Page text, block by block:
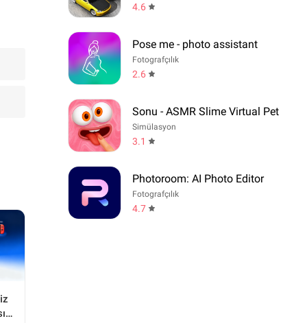
4.6
Pose me - photo assistant
Fotografçılık
2.6
Sonu - ASMR Slime Virtual Pet
Simülasyon
3.1
Photoroom: AI Photo Editor
Fotografçılık
4.7